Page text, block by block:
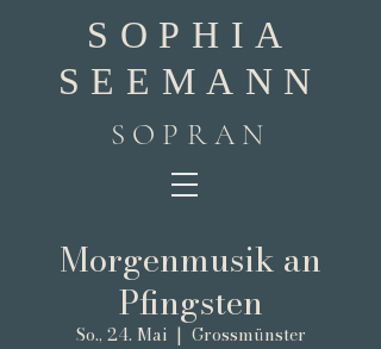
SOPHIA
SEEMANN
SOPRAN
Morgenmusik an
Pfingsten
So., 24. Mai
  |
Grossmünster